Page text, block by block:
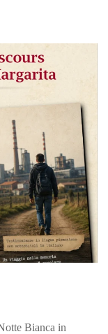
Bianca in